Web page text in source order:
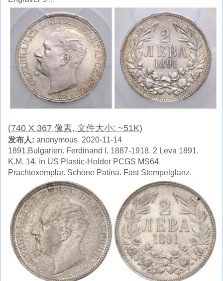
(740 X 367 像素, 文件大小: ~51K)
发布人: anonymous 2020-11-14
1891,Bulgarien. Ferdinand I. 1887-1918. 2 Leva 1891.
K.M. 14. In US Plastic-Holder PCGS MS64.
Prachtexemplar. Schöne Patina. Fast Stempelglanz.